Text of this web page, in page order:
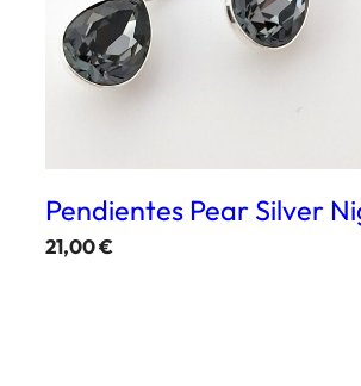
Pendientes Pear Silver
21,00€